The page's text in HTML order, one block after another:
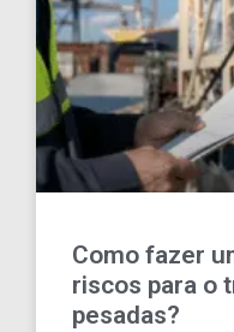
Como fazer
riscos para o
pesadas?